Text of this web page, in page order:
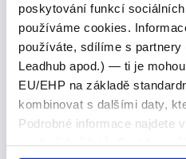
poskytování funkcí
používáme cookies.
používáte, sdílíme s partnery
Leadhub apod.) — ti je
EU/EHP na základě
kombinovat s dalšími daty,
Podrobné informace najdete v
"She goes to bed at
půlnoci.)
Svátky: "at Christmas", "at
"We visit our family